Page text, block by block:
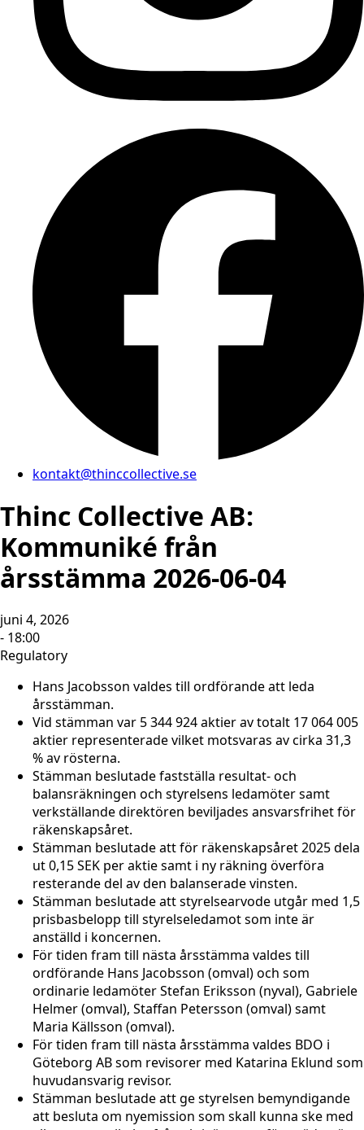
kontakt@thinccollective.se
Thinc Collective AB:
Kommuniké från
årsstämma 2026-06-04
juni 4, 2026
- 18:00
Regulatory
Hans Jacobsson valdes till ordförande att leda
årsstämman.
Vid stämman var 5 344 924 aktier av totalt 17 064 005
aktier representerade vilket motsvaras av cirka 31,3
% av rösterna.
Stämman beslutade fastställa resultat- och
balansräkningen och styrelsens ledamöter samt
verkställande direktören beviljades ansvarsfrihet för
räkenskapsåret.
Stämman beslutade att för räkenskapsåret 2025 dela
ut 0,15 SEK per aktie samt i ny räkning överföra
resterande del av den balanserade vinsten.
Stämman beslutade att styrelsearvode utgår med 1,5
prisbasbelopp till styrelseledamot som inte är
anställd i koncernen.
För tiden fram till nästa årsstämma valdes till
ordförande Hans Jacobsson (omval) och som
ordinarie ledamöter Stefan Eriksson (nyval), Gabriele
Helmer (omval), Staffan Petersson (omval) samt
Maria Källsson (omval).
För tiden fram till nästa årsstämma valdes BDO i
Göteborg AB som revisorer med Katarina Eklund som
huvudansvarig revisor.
Stämman beslutade att ge styrelsen bemyndigande
att besluta om nyemission som skall kunna ske med